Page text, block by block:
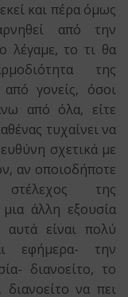
και πέρα όμως
από την
λέγαμε, το τι θα
της
από γονείς, όσοι
από όλα, είτε
τυχαίνει να
σχετικά με
αν οποιοδήποτε
της
άλλη εξουσία
είναι πολύ
εφήμερα- την
διανοείτο, το
να πει